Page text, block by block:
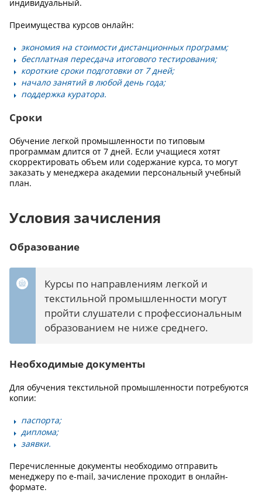
индивидуальный.
Преимущества курсов онлайн:
экономия на стоимости дистанционных программ;
бесплатная пересдача итогового тестирования;
короткие сроки подготовки от 7 дней;
начало занятий в любой день года;
поддержка куратора.
Сроки
Обучение легкой промышленности по типовым
программам длится от 7 дней. Если учащиеся хотят
скорректировать объем или содержание курса, то могут
заказать у менеджера академии персональный учебный
план.
Условия зачисления
Образование
Курсы по направлениям легкой и
текстильной промышленности могут
пройти слушатели с профессиональным
образованием не ниже среднего.
Необходимые документы
Для обучения текстильной промышленности потребуются
копии:
паспорта;
диплома;
заявки.
Перечисленные документы необходимо отправить
менеджеру по e-mail, зачисление проходит в онлайн-
формате.